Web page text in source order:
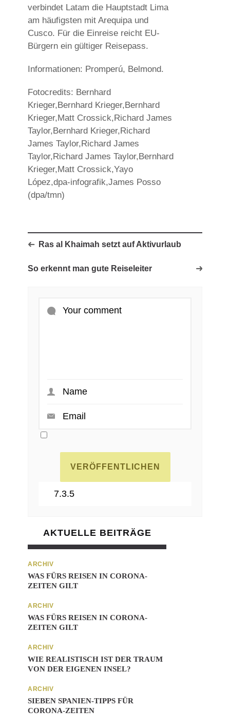
verbindet Latam die Hauptstadt Lima
am häufigsten mit Arequipa und
Cusco. Für die Einreise reicht EU-
Bürgern ein gültiger Reisepass.
Informationen: Promperú, Belmond.
Fotocredits: Bernhard
Krieger,Bernhard Krieger,Bernhard
Krieger,Matt Crossick,Richard James
Taylor,Bernhard Krieger,Richard
James Taylor,Richard James
Taylor,Richard James Taylor,Bernhard
Krieger,Matt Crossick,Yayo
López,dpa-infografik,James Posso
(dpa/tmn)
Ras al Khaimah setzt auf Aktivurlaub
So erkennt man gute Reiseleiter
AKTUELLE BEITRÄGE
ARCHIV
WAS FÜRS REISEN IN CORONA-
ZEITEN GILT
ARCHIV
WAS FÜRS REISEN IN CORONA-
ZEITEN GILT
ARCHIV
WIE REALISTISCH IST DER TRAUM
VON DER EIGENEN INSEL?
ARCHIV
SIEBEN SPANIEN-TIPPS FÜR
CORONA-ZEITEN